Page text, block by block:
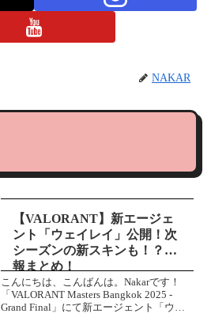
NAKAR
【VALORANT】新エージェ
ント「ウェイレイ」公開！次
シーズンの新スキンも！？情
報まとめ！
こんにちは、こんばんは。Nakarです！
「VALORANT Masters Bangkok 2025 -
Grand Final」にて新エージェント「ウェ